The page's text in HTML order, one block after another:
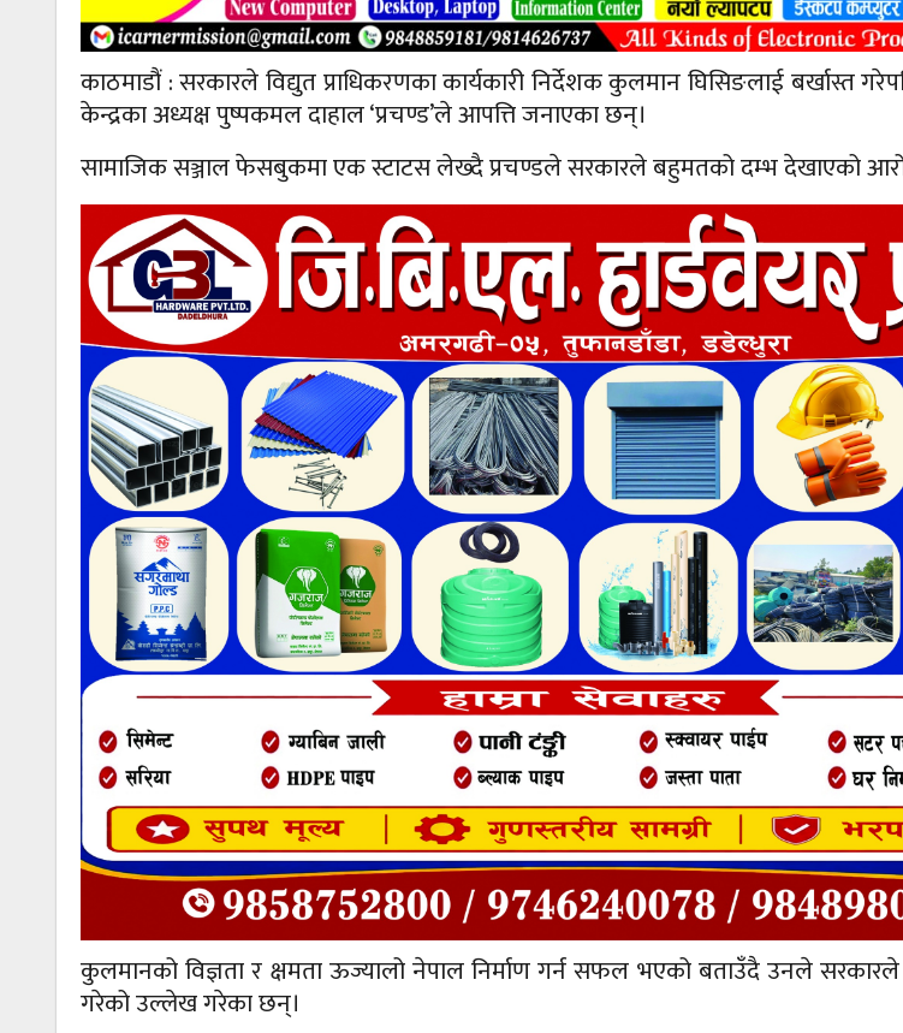
काठमाडौं : सरकारले विद्युत प्राधिकरणका कार्यकारी निर्देशक कुलमान घिसिङलाई बर्खास्त
केन्द्रका अध्यक्ष पुष्पकमल दाहाल ‘प्रचण्ड’ले आपत्ति जनाएका छन्।
सामाजिक सञ्जाल फेसबुकमा एक स्टाटस लेख्दै प्रचण्डले सरकारले बहुमतको दम्भ देखाएको
कुलमानको विज्ञता र क्षमता ऊज्यालो नेपाल निर्माण गर्न सफल भएको बताउँदै उनले सरकारले
गरेको उल्लेख गरेका छन्।